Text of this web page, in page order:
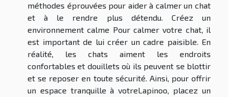
méthodes éprouvées pour aider à calmer un chat
et à le rendre plus détendu. Créez un
environnement calme Pour calmer votre chat, il
est important de lui créer un cadre paisible. En
réalité, les chats aiment les endroits
confortables et douillets où ils peuvent se blottir
et se reposer en toute sécurité. Ainsi, pour offrir
un espace tranquille à votreLapinoo, placez un